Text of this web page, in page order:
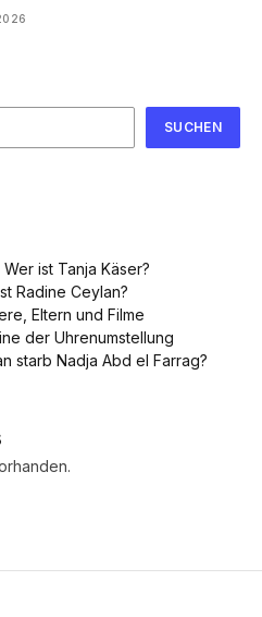
SUCHEN
ist Tanja Käser?
Radine Ceylan?
Eltern und Filme
der Uhrenumstellung
starb Nadja Abd el Farrag?